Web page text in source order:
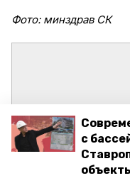
с
Фото: минздрав СК